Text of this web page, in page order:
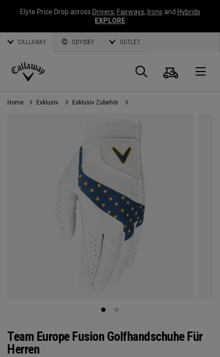
Elyte Price Drop across Drivers, Fairways, Irons and Hybrids
EXPLORE
CALLAWAY ODYSSEY OUTLET
Callaway
Golf
Suche
Home Exklusiv Exklusiv Zubehör
Team Europe Fusion Golfhandschuhe Für
Herren